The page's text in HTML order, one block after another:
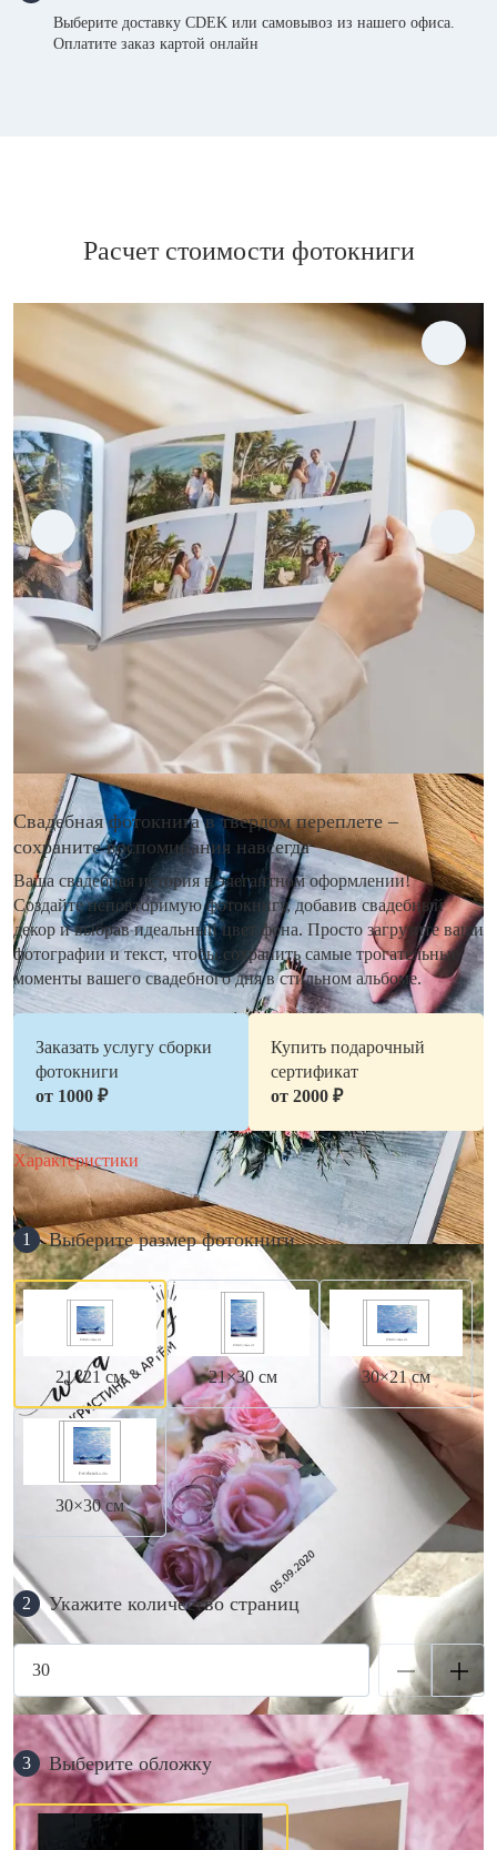
Выберите доставку CDEK или самовывоз из нашего офиса.
Оплатите заказ картой онлайн
Расчет стоимости фотокниги
Свадебная фотокнига в твердом переплете –
сохраните воспоминания навсегда
Ваша свадебная история в элегантном оформлении!
Создайте неповторимую фотокнигу, добавив свадебный
декор и выбрав идеальный цвет фона. Просто загрузите ваши
фотографии и текст, чтобы сохранить самые трогательные
моменты вашего свадебного дня в стильном альбоме.
Заказать услугу сборки
фотокниги
от 1000 ₽
Купить подарочный
сертификат
от 2000 ₽
Характеристики
1 Выберите размер фотокниги
21×21 см 21×30 см 30×21 см
30×30 см
2 Укажите количество страниц
3 Выберите обложку